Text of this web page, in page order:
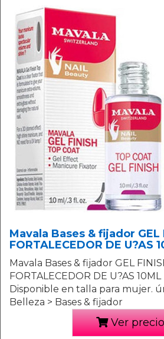
Mavala Bases & fijador GEL
FORTALECEDOR DE U?AS
Mavala Bases & fijador GEL
FORTALECEDOR DE U?AS
Disponible en talla para mujer.
Belleza > Bases & fijador
Ver